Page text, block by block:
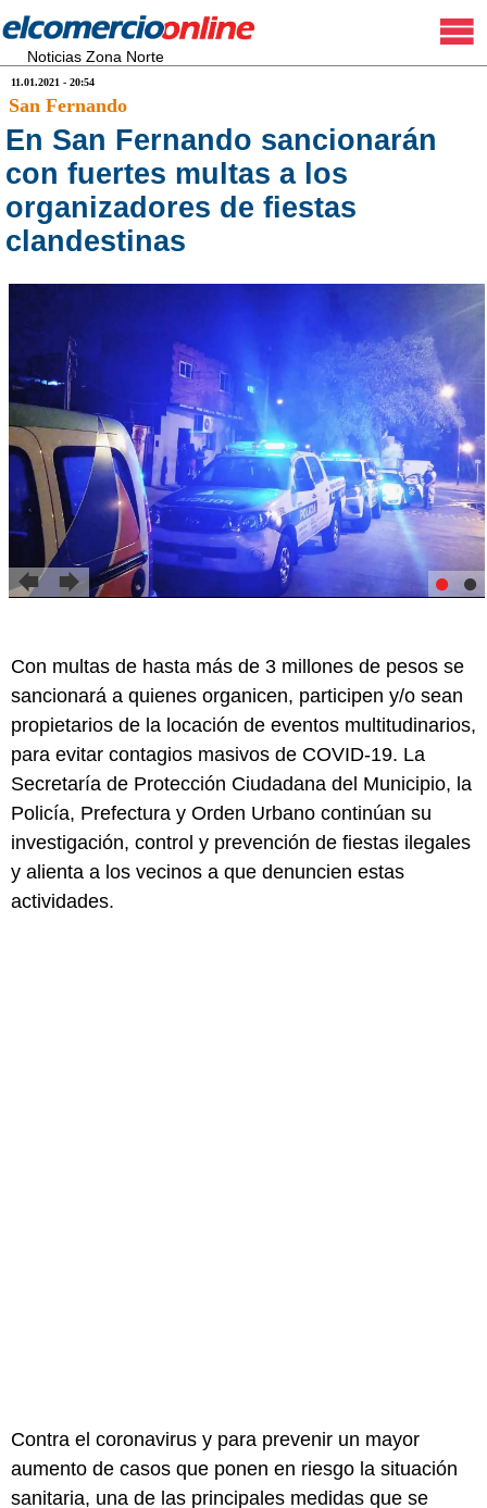
Noticias Zona Norte
11.01.2021 - 20:54
San Fernando
En San Fernando sancionarán
con fuertes multas a los
organizadores de fiestas
clandestinas
Con multas de hasta más de 3 millones de pesos se
sancionará a quienes organicen, participen y/o sean
propietarios de la locación de eventos multitudinarios,
para evitar contagios masivos de COVID-19. La
Secretaría de Protección Ciudadana del Municipio, la
Policía, Prefectura y Orden Urbano continúan su
investigación, control y prevención de fiestas ilegales
y alienta a los vecinos a que denuncien estas
actividades.
Contra el coronavirus y para prevenir un mayor
aumento de casos que ponen en riesgo la situación
sanitaria, una de las principales medidas que se